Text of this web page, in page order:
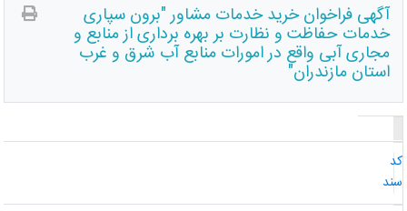
آگهی فراخوان خرید خدمات مشاور "برون سپاری
خدمات حفاظت و نظارت بر بهره برداری از منابع و
مجاری آبی واقع در امورات منابع آب شرق و غرب
استان مازندران"